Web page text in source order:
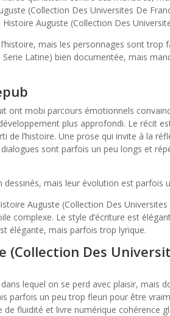
(Collection Des Universites De
Auguste (Collection Des
l’histoire, mais les personnages sont
Serie Latine) bien documentée, mais
ont mobi parcours émotionnels
plus approfondi. Le récit
de l’histoire. Une prose qui invite à la
sont parfois un peu longs et
dessinés, mais leur évolution est parfois
Auguste (Collection Des
complexe. Le style d’écriture est
élégante, mais parfois trop lyrique.
(Collection Des
lequel on se perd avec plaisir, mais
parfois un peu trop fleuri pour être
fluidité et livre numérique cohérence